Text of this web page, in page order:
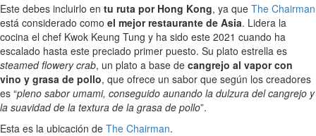
Este debes incluirlo en tu ruta por Hong Kong, ya que The Chairman
está considerado como el mejor restaurante de Asia. Lidera la
cocina el chef Kwok Keung Tung y ha sido este 2021 cuando ha
escalado hasta este preciado primer puesto. Su plato estrella es
steamed flowery crab, un plato a base de cangrejo al vapor con
vino y grasa de pollo, que ofrece un sabor que según los creadores
es “pleno sabor umami, conseguido aunando la dulzura del cangrejo y
la suavidad de la textura de la grasa de pollo”.
Esta es la ubicación de The Chairman.